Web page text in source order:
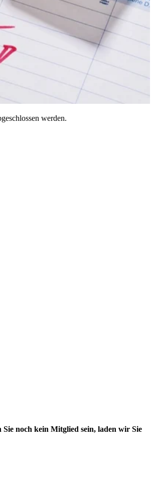
werden.
noch kein Mitglied sein, laden wir Sie